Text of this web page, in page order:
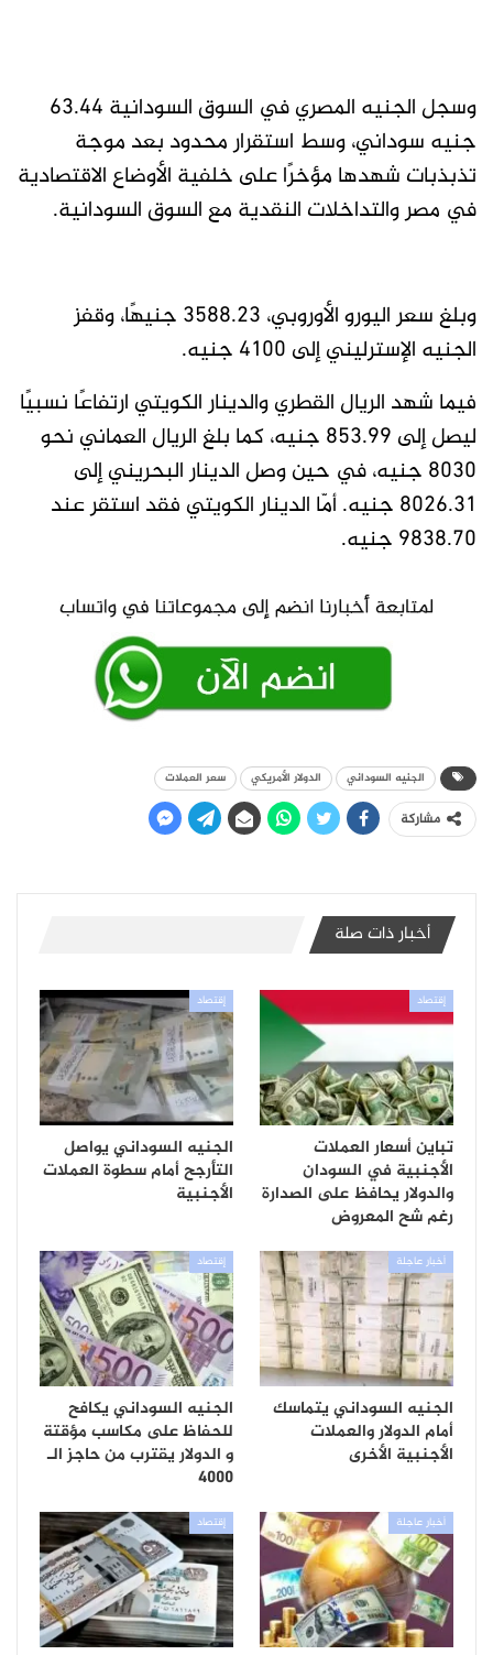
وسجل الجنيه المصري في السوق السودانية 63.44
جنيه سوداني، وسط استقرار محدود بعد موجة
تذبذبات شهدها مؤخرًا على خلفية الأوضاع الاقتصادية
في مصر والتداخلات النقدية مع السوق السودانية.
وبلغ سعر اليورو الأوروبي، 3588.23 جنيهًا، وقفز
الجنيه الإسترليني إلى 4100 جنيه.
فيما شهد الريال القطري والدينار الكويتي ارتفاعًا نسبيًا
ليصل إلى 853.99 جنيه، كما بلغ الريال العماني نحو
8030 جنيه، في حين وصل الدينار البحريني إلى
8026.31 جنيه. أمّا الدينار الكويتي فقد استقر عند
9838.70 جنيه.
الجنيه السوداني الدولار الأمريكي سعر العملات
مشاركة
أخبار ذات صلة
إقتصاد
تباين أسعار العملات
الأجنبية في السودان
والدولار يحافظ على الصدارة
رغم شح المعروض
إقتصاد
الجنيه السوداني يواصل
التأرجح أمام سطوة العملات
الأجنبية
أخبار عاجلة
الجنيه السوداني يتماسك
أمام الدولار والعملات
الأجنبية الأخرى
إقتصاد
الجنيه السوداني يكافح
للحفاظ على مكاسب مؤقتة
و الدولار يقترب من حاجز الـ
4000
أخبار عاجلة إقتصاد